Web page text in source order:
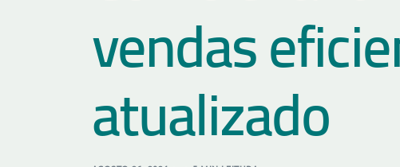
vendas
atualizado